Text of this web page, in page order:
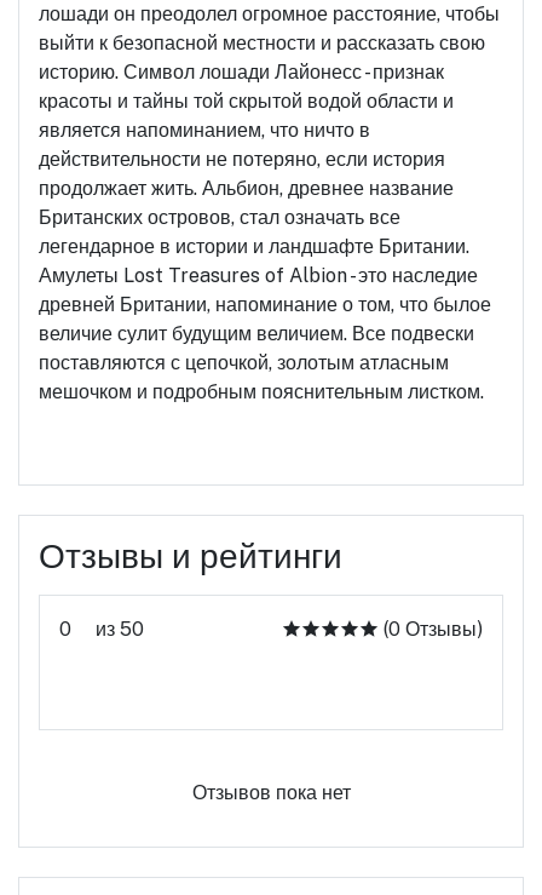
лошади он преодолел огромное расстояние, чтобы
выйти к безопасной местности и рассказать свою
историю. Символ лошади Лайонесс - признак
красоты и тайны той скрытой водой области и
является напоминанием, что ничто в
действительности не потеряно, если история
продолжает жить. Альбион, древнее название
Британских островов, стал означать все
легендарное в истории и ландшафте Британии.
Амулеты Lost Treasures of Albion - это наследие
древней Британии, напоминание о том, что былое
величие сулит будущим величием. Все подвески
поставляются с цепочкой, золотым атласным
мешочком и подробным пояснительным листком.
Отзывы и рейтинги
0 из 50 (0 Отзывы)
Отзывов пока нет